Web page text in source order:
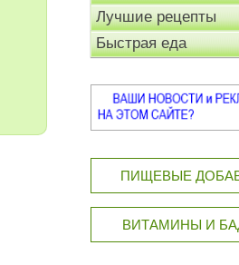
Лучшие рецепты
Быстрая еда
ПИЩЕВЫЕ
ВИТАМИНЫ И